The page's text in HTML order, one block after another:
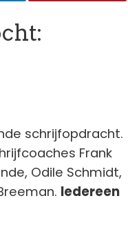
schrijfopdracht.
Frank
Odile Schmidt,
Iedereen